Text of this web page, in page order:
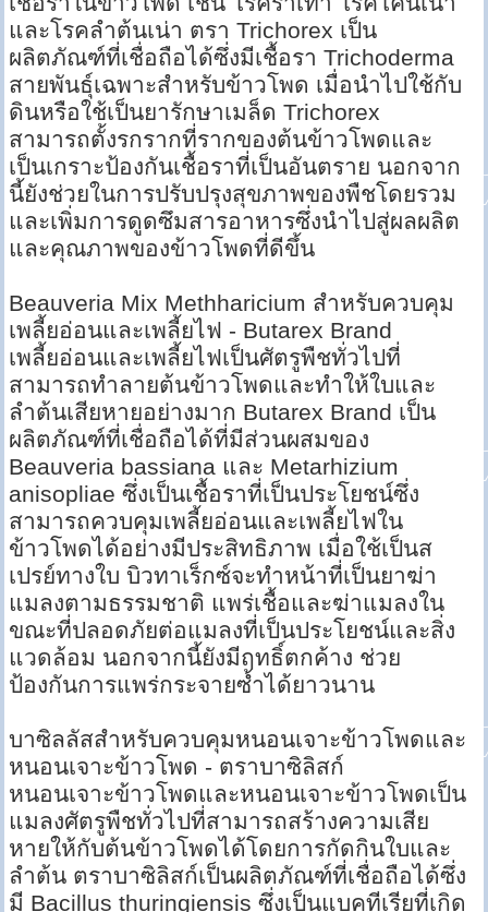
และโรคลำต้นเน่า ตรา Trichorex เป็น
ผลิตภัณฑ์ที่เชื่อถือได้ซึ่งมีเชื้อรา Trichoderma
สายพันธุ์เฉพาะสำหรับข้าวโพด เมื่อนำไปใช้กับ
ดินหรือใช้เป็นยารักษาเมล็ด Trichorex
สามารถตั้งรกรากที่รากของต้นข้าวโพดและ
เป็นเกราะป้องกันเชื้อราที่เป็นอันตราย นอกจาก
นี้ยังช่วยในการปรับปรุงสุขภาพของพืชโดยรวม
และเพิ่มการดูดซึมสารอาหารซึ่งนำไปสู่ผลผลิต
และคุณภาพของข้าวโพดที่ดีขึ้น
Beauveria Mix Methharicium สำหรับควบคุม
เพลี้ยอ่อนและเพลี้ยไฟ - Butarex Brand
เพลี้ยอ่อนและเพลี้ยไฟเป็นศัตรูพืชทั่วไปที่
สามารถทำลายต้นข้าวโพดและทำให้ใบและ
ลำต้นเสียหายอย่างมาก Butarex Brand เป็น
ผลิตภัณฑ์ที่เชื่อถือได้ที่มีส่วนผสมของ
Beauveria bassiana และ Metarhizium
anisopliae ซึ่งเป็นเชื้อราที่เป็นประโยชน์ซึ่ง
สามารถควบคุมเพลี้ยอ่อนและเพลี้ยไฟใน
ข้าวโพดได้อย่างมีประสิทธิภาพ เมื่อใช้เป็นส
เปรย์ทางใบ บิวทาเร็กซ์จะทำหน้าที่เป็นยาฆ่า
แมลงตามธรรมชาติ แพร่เชื้อและฆ่าแมลงใน
ขณะที่ปลอดภัยต่อแมลงที่เป็นประโยชน์และสิ่ง
แวดล้อม นอกจากนี้ยังมีฤทธิ์ตกค้าง ช่วย
ป้องกันการแพร่กระจายซ้ำได้ยาวนาน
บาซิลลัสสำหรับควบคุมหนอนเจาะข้าวโพดและ
หนอนเจาะข้าวโพด - ตราบาซิลิสก์
หนอนเจาะข้าวโพดและหนอนเจาะข้าวโพดเป็น
แมลงศัตรูพืชทั่วไปที่สามารถสร้างความเสีย
หายให้กับต้นข้าวโพดได้โดยการกัดกินใบและ
ลำต้น ตราบาซิลิสก์เป็นผลิตภัณฑ์ที่เชื่อถือได้ซึ่ง
มี Bacillus thuringiensis ซึ่งเป็นแบคทีเรียที่เกิด